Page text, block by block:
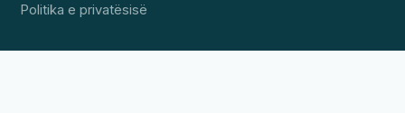
Politika e privatësisë